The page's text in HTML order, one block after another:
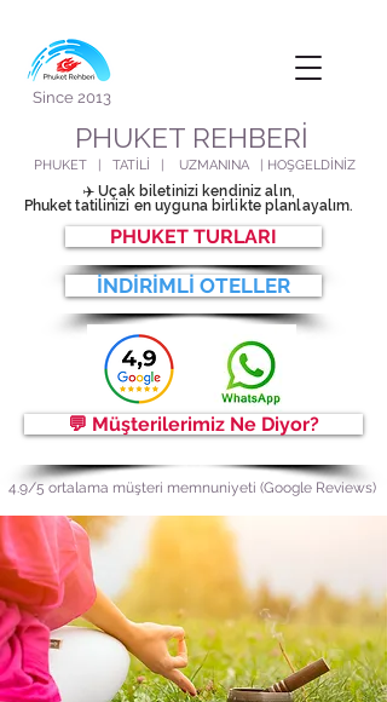
PHUKET TURLARI
İNDİRİMLİ OTELLER
✈️ Uçak biletinizi kendiniz alın,
Phuket tatilinizi en uyguna birlikte planlayalım.
Since 2013
💬 Müşterilerimiz Ne Diyor?
4.9/5 ortalama müşteri memnuniyeti (Google Reviews)
PHUKET REHBERİ
PHUKET | TATİLİ | UZMANINA | HOŞGELDİNİZ